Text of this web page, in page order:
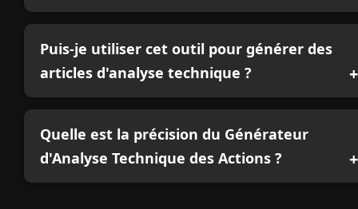
Puis-je utiliser cet outil pour générer des
articles d'analyse technique ?
Quelle est la précision du Générateur
d'Analyse Technique des Actions ?